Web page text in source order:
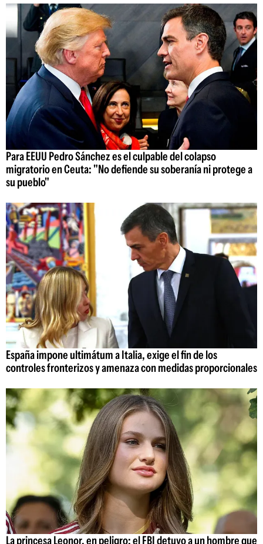
Para EEUU Pedro Sánchez es el culpable del colapso
migratorio en Ceuta: "No defiende su soberanía ni protege a
su pueblo"
España impone ultimátum a Italia, exige el fin de los
controles fronterizos y amenaza con medidas proporcionales
La princesa Leonor, en peligro: el FBI detuvo a un hombre que